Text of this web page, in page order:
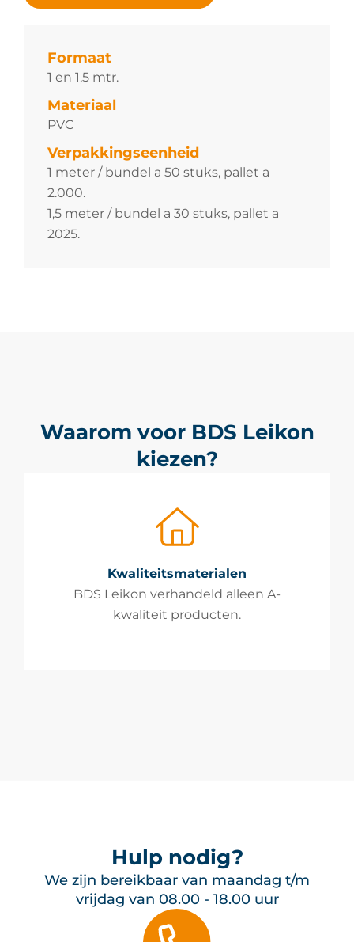
Formaat
1 en 1,5 mtr.
Materiaal
PVC
Verpakkingseenheid
1 meter / bundel a 50 stuks, pallet a
2.000.
1,5 meter / bundel a 30 stuks, pallet a
2025.
Waarom voor BDS Leikon
kiezen?
Kwaliteitsmaterialen
BDS Leikon verhandeld alleen A-
kwaliteit producten.
Hulp nodig?
We zijn bereikbaar van maandag t/m
vrijdag van 08.00 - 18.00 uur